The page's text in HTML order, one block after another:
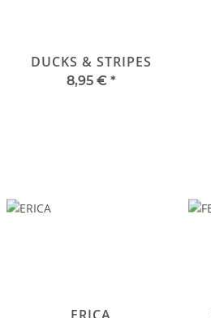
DUCKS & STRIPES
8,95 € *